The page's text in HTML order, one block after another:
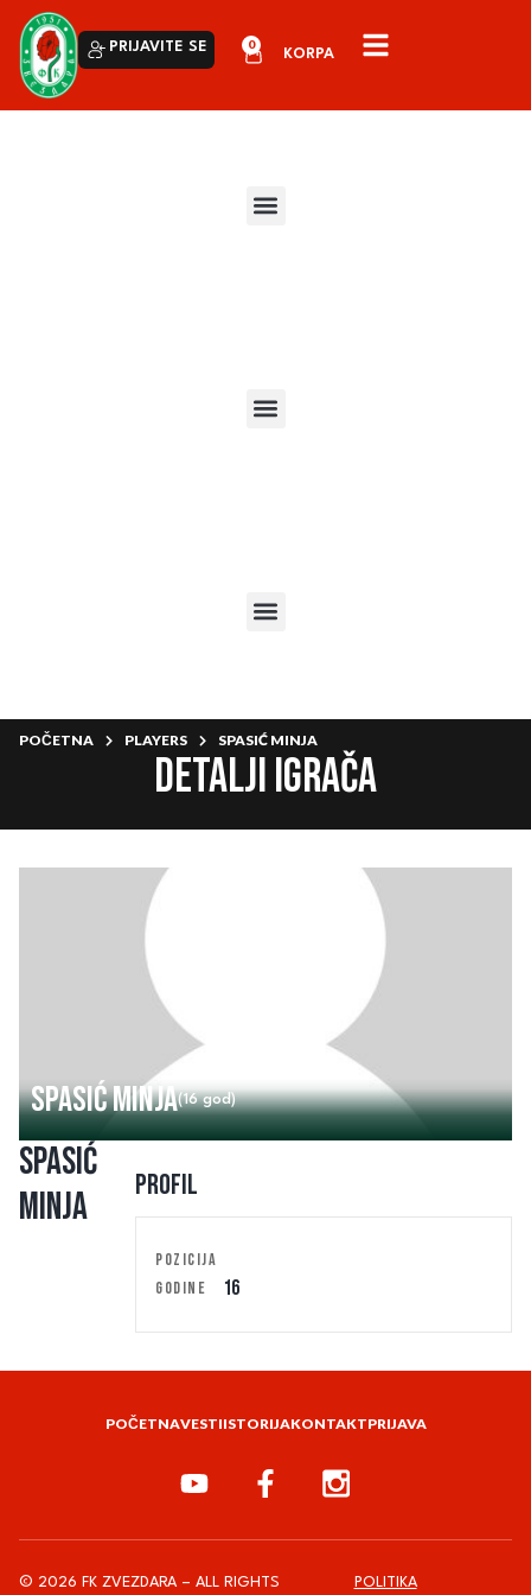
PRIJAVITE SE 0
POČETNA PLAYERS SPASIĆ MINJA
Detalji igrača
Spasić Minja(16 god)
Spasić
Minja
Profil
POZICIJA
GODINE
16
POČETNAVESTIISTORIJAKONTAKTPRIJAVA
© 2026 FK ZVEZDARA – ALL RIGHTS POLITIKA